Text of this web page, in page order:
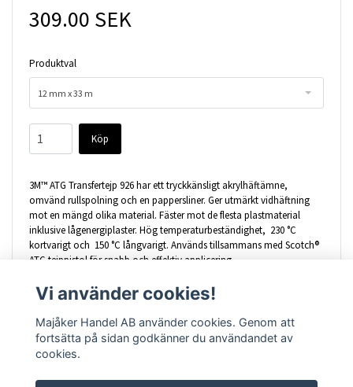
309.00 SEK
Produktval
12 mm x 33 m
Köp
3M™ ATG Transfertejp 926 har ett tryckkänsligt akrylhäftämne,
omvänd rullspolning och en pappersliner. Ger utmärkt vidhäftning
mot en mängd olika material. Fäster mot de flesta plastmaterial
inklusive lågenergiplaster. Hög temperaturbeständighet, 230 °C
kortvarigt och 150 °C långvarigt. Används tillsammans med Scotch®
ATG tejppistol för snabb och effektiv applicering.
Transfertejper har inte någon bärare, de består endast av PSA-
häftämne (Pressure Sensitive Adhesive), som ligger på en liner. Vid
applicering trycks tejpen fast mot underlaget och linern avlägsnas.
Vi använder cookies!
Majåker Handel AB använder cookies. Genom att
fortsätta på sidan godkänner du användandet av
cookies.